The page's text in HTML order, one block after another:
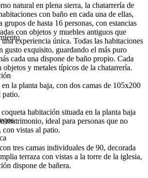
natural en plena sierra, la chatarrería de
con baño en cada una de ellas,
grupos de hasta 16 personas, con estancias
con objetos y muebles antiguos que
una experiencia única. Todas las habitaciones
gusto exquisito, guardando el más puro
cada una dispone de baño propio. Cada
objetos y metales típicos de la chatarrería.
la planta baja, con dos camas de 105x200
patio.
habitación situada en la planta baja
matrimonio, ideal para personas que no
con vistas al patio.
tres camas individuales de 90, decorada
terraza con vistas a la torre de la iglesia,
dispone de bañera.